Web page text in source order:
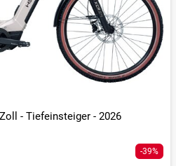
- Tiefeinsteiger - 2026
-39%